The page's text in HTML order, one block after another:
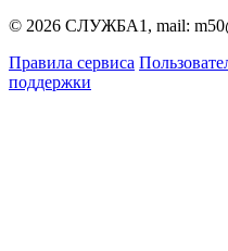
© 2026 СЛУЖБА1, mail:
Правила сервиса
поддержки